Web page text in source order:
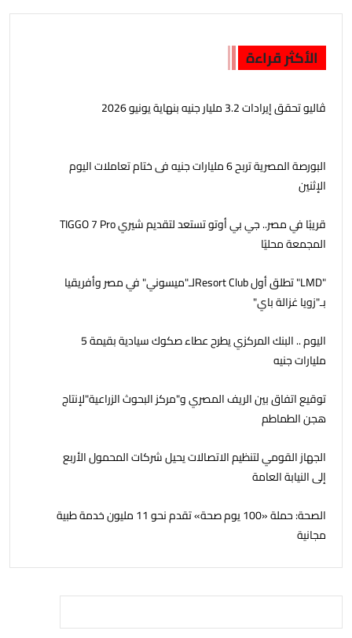
الأكثر قراءة
ڤاليو تحقق إيرادات 3.2 مليار جنيه بنهاية يونيو 2026
البورصة المصرية تربح 6 مليارات جنيه فى ختام تعاملات اليوم
الإثنين
قريبًا في مصر.. جي بي أوتو تستعد لتقديم شيري TIGGO 7 Pro
المجمعة محليًا
"LMD" تطلق أول Resort Clubلـ"ميسوني" في مصر وأفريقيا
بـ"زويا غزالة باي"
اليوم .. البنك المركزي يطرح عطاء صكوك سيادية بقيمة 5
مليارات جنيه
توقيع اتفاق بين الريف المصري و"مركز البحوث الزراعية"لإنتاج
هجن الطماطم
الجهاز القومي لتنظيم الاتصالات يحيل شركات المحمول الأربع
إلى النيابة العامة
الصحة: حملة «100 يوم صحة» تقدم نحو 11 مليون خدمة طبية
مجانية